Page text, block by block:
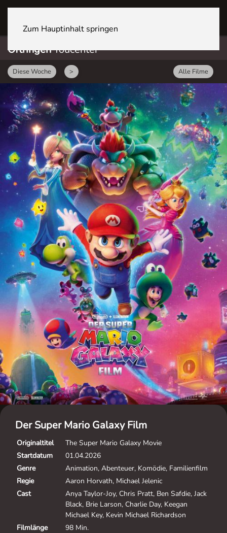
Zum Hauptinhalt springen
OftringenYoucenter
Diese Woche > Alle Filme
Der Super Mario Galaxy Film
Originaltitel
The Super Mario Galaxy Movie
Startdatum
01.04.2026
Genre
Animation, Abenteuer, Komödie, Familienfilm
Regie
Aaron Horvath, Michael Jelenic
Cast
Anya Taylor-Joy, Chris Pratt, Ben Safdie, Jack
Black, Brie Larson, Charlie Day, Keegan
Michael Key, Kevin Michael Richardson
Filmlänge
98 Min.